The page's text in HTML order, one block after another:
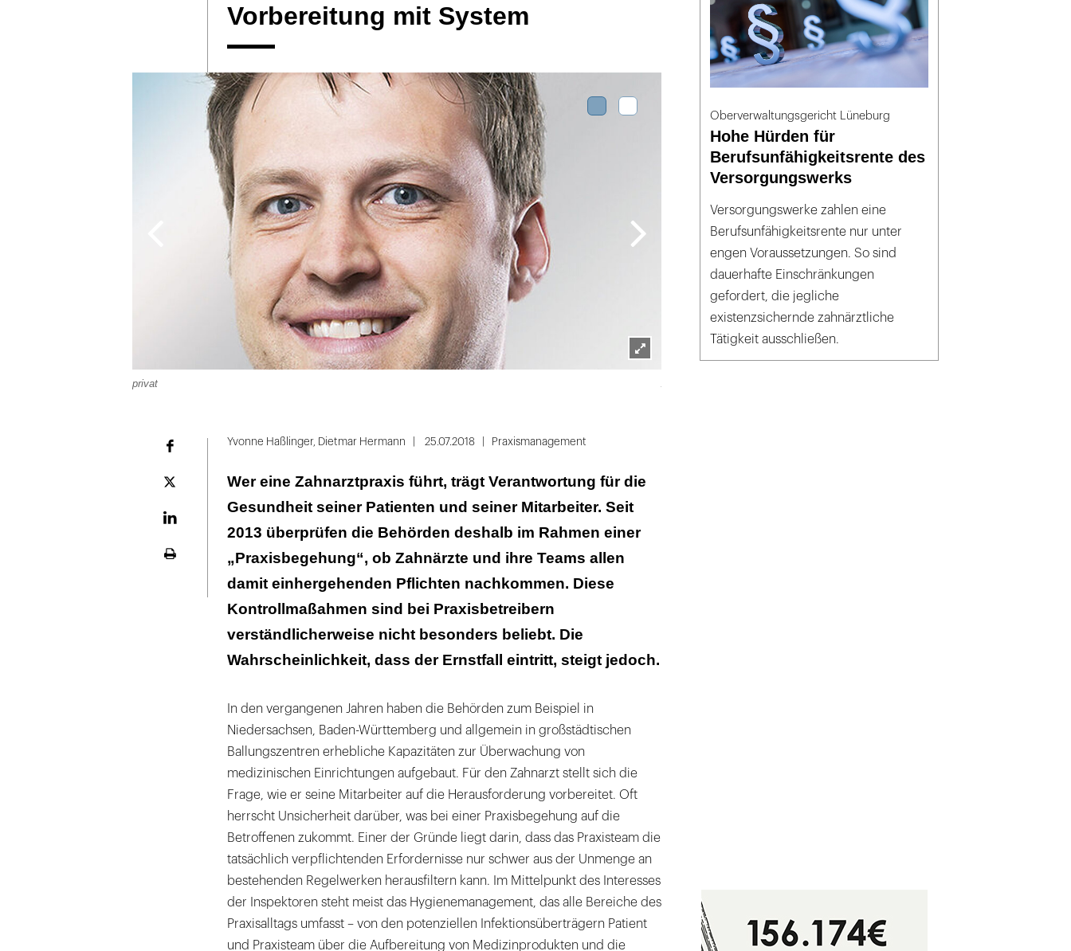
Vorbereitung mit System
öffnen
privat
Plattform
Yvonne Haßlinger, Dietmar Hermann 25.07.2018 Praxismanagement
Wer eine Zahnarztpraxis führt, trägt Verantwortung für die
Gesundheit seiner Patienten und seiner Mitarbeiter. Seit
2013 überprüfen die Behörden deshalb im Rahmen einer
„Praxisbegehung“, ob Zahnärzte und ihre Teams allen
damit einhergehenden Pflichten nachkommen. Diese
Kontrollmaßahmen sind bei Praxisbetreibern
verständlicherweise nicht besonders beliebt. Die
Wahrscheinlichkeit, dass der Ernstfall eintritt, steigt jedoch.
In den vergangenen Jahren haben die Behörden zum Beispiel in
Niedersachsen, Baden-Württemberg und allgemein in großstädtischen
Ballungszentren erhebliche Kapazitäten zur Überwachung von
medizinischen Einrichtungen aufgebaut. Für den Zahnarzt stellt sich die
Frage, wie er seine Mitarbeiter auf die Herausforderung vorbereitet. Oft
herrscht Unsicherheit darüber, was bei einer Praxisbegehung auf die
Betroffenen zukommt. Einer der Gründe liegt darin, dass das Praxisteam die
tatsächlich verpflichtenden Erfordernisse nur schwer aus der Unmenge an
bestehenden Regelwerken herausfiltern kann. Im Mittelpunkt des Interesses
der Inspektoren steht meist das Hygienemanagement, das alle Bereiche des
Praxisalltags umfasst – von den potenziellen Infektionsüberträgern Patient
und Praxisteam über die Aufbereitung von Medizinprodukten und die
Oberverwaltungsgericht Lüneburg
Hohe Hürden für
Berufsunfähigkeitsrente des
Versorgungswerks
Versorgungswerke zahlen eine
Berufsunfähigkeitsrente nur unter
engen Voraussetzungen. So sind
dauerhafte Einschränkungen
gefordert, die jegliche
existenzsichernde zahnärztliche
Tätigkeit ausschließen.